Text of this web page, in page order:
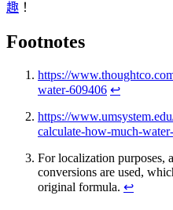
趣 ！
Footnotes
https://
water-609406 ↩
https://
calculate-how-much-
For localization purposes,
conversions are used,
original formula. ↩